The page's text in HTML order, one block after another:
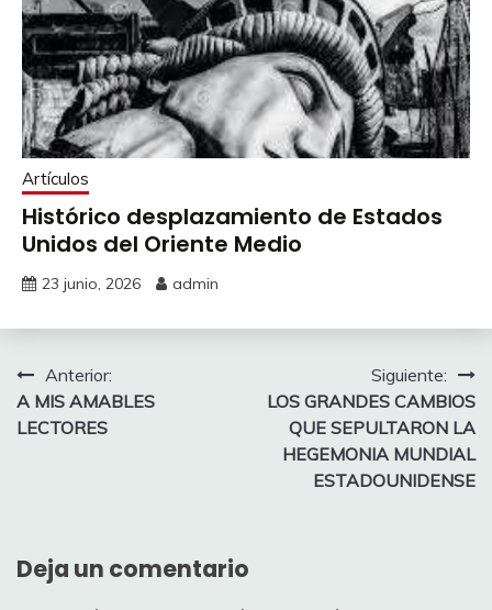
Artículos
Histórico desplazamiento de Estados
Unidos del Oriente Medio
23 junio, 2026 admin
Navegación
de
Anterior:
A MIS AMABLES
LECTORES
Siguiente:
LOS GRANDES CAMBIOS
QUE SEPULTARON LA
HEGEMONIA MUNDIAL
ESTADOUNIDENSE
Deja un comentario